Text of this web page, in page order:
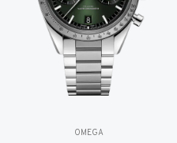
OMEGA